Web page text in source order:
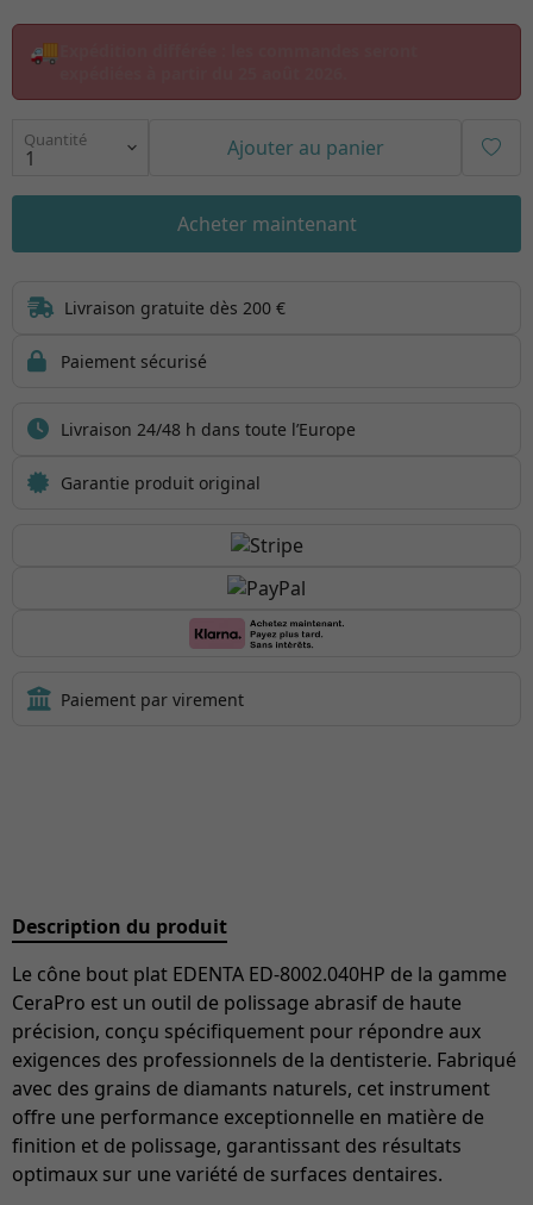
🚚
Quantité Ajouter au panier
Acheter maintenant
Description du produit
Le cône bout plat EDENTA ED-8002.040HP de la gamme
CeraPro est un outil de polissage abrasif de haute
précision, conçu spécifiquement pour répondre aux
exigences des professionnels de la dentisterie. Fabriqué
avec des grains de diamants naturels, cet instrument
offre une performance exceptionnelle en matière de
finition et de polissage, garantissant des résultats
optimaux sur une variété de surfaces dentaires.